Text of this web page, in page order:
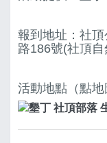
報到地址：社
路186號(社頂自
活動地點（點